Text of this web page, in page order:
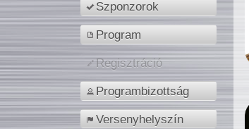
Szponzorok
Program
Regisztráció
Programbizottság
Versenyhelyszín